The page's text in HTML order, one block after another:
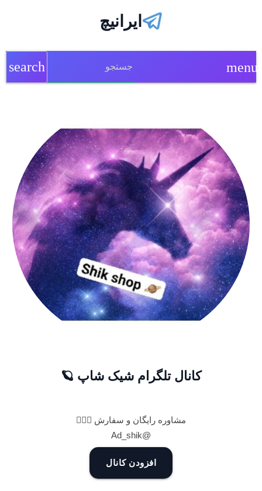
ایرانیچ
menu
search
کانال تلگرام شیک شاپ 🪐
مشاوره رایگان و سفارش 👇🏻🍭
@Ad_shik
افزودن کانال